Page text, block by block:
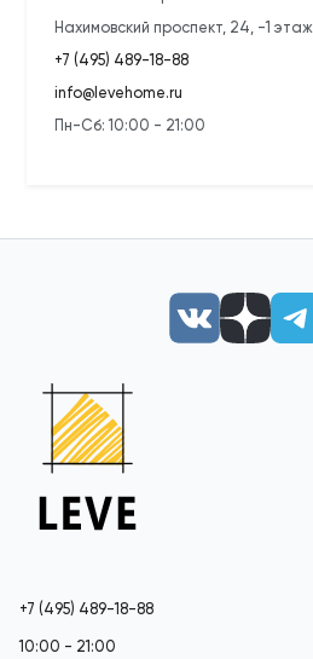
Нахимовский проспект, 24, -1 этаж
+7 (495) 489-18-88
info@levehome.ru
Пн-Сб: 10:00 - 21:00
+7 (495) 489-18-88
10:00 - 21:00